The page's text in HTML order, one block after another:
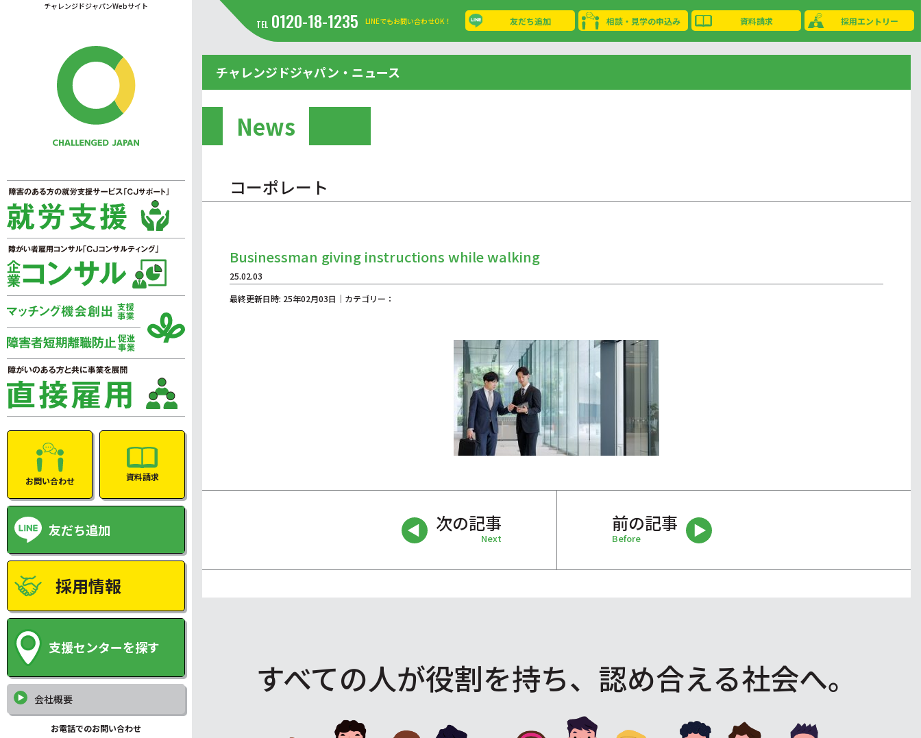
チャレンジドジャパンWebサイト
お問い合わせ 資料請求
友だち追加
採用情報
支援センターを探す
会社概要
お電話でのお問い合わせ
TEL 0120-18-1235 LINEでもお問い合わせOK！ 友だち追加 相談・見学の申込み 資料請求 採用エントリー
チャレンジドジャパン・ニュース
News
コーポレート
Businessman giving instructions while walking
25.02.03
最終更新日時: 25年02月03日｜カテゴリー：
次の記事
Next
前の記事
Before
すべての人が役割を持ち、認め合える社会へ。